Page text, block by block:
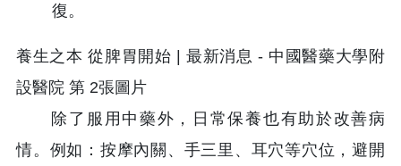
復。
除了服用中藥外，日常保養也有助於改善病
情。例如：按摩內關、手三里、耳穴等穴位，避開